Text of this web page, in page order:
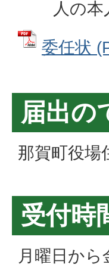
人の
委任状
届出の
那賀町役場
受付時
月曜日か